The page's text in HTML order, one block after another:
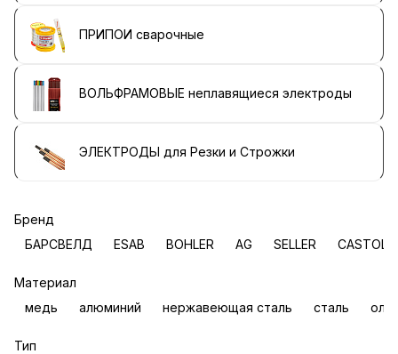
ПРИПОИ сварочные
ВОЛЬФРАМОВЫЕ неплавящиеся электроды
ЭЛЕКТРОДЫ для Резки и Строжки
Бренд
БАРСВЕЛД
ESAB BOHLER AG SELLER CASTOLIN
Материал
медь
алюминий нержавеющая сталь сталь
Тип